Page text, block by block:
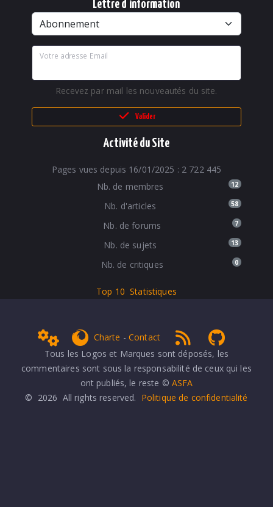
Lettre d'information
Votre adresse Email
Recevez par mail les nouveautés du site.
Valider
Activité du Site
Pages vues depuis 16/01/2025 : 2 722 445
Nb. de membres
12
Nb. d'articles 58
Nb. de forums 7
Nb. de sujets 13
Nb. de critiques 0
Top 10 Statistiques
Adminget Firefox
Charte -Contact RSS 1.0
Tous les Logos et Marques sont déposés, les
commentaires sont sous la responsabilité de ceux qui les
ont publiés, le reste © ASFA
© 2026 All rights reserved. Politique de confidentialité